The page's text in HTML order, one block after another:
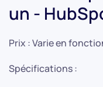
un -
Prix : Varie en
Spécifications :